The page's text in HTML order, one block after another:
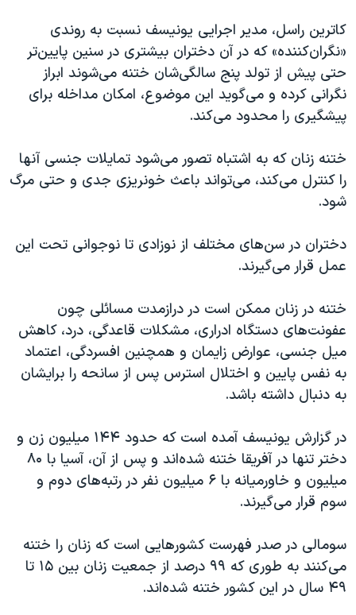
کاترین راسل، مدیر اجرایی یونیسف نسبت به روندی
«نگران‌کننده» که در آن دختران بیشتری در سنین پایین‌تر
حتی پیش از تولد پنج سالگی‌شان ختنه می‌شوند ابراز
نگرانی کرده و می‌گوید این موضوع، امکان مداخله برای
پیشگیری را محدود می‌کند.
ختنه زنان که به اشتباه تصور می‌شود تمایلات جنسی آنها
را کنترل می‌کند، می‌تواند باعث خونریزی جدی و حتی مرگ
شود.
دختران در سن‌های مختلف از نوزادی تا نوجوانی تحت این
عمل قرار می‌گیرند.
ختنه در زنان ممکن است در درازمدت مسائلی چون
عفونت‌های دستگاه ادراری، مشکلات قاعدگی، درد، کاهش
میل جنسی، عوارض زایمان و همچنین افسردگی، اعتماد
به نفس پایین و اختلال استرس پس از سانحه را برایشان
به دنبال داشته باشد.
در گزارش یونیسف آمده است که حدود ۱۴۴ میلیون زن و
دختر تنها در آفریقا ختنه شده‌اند و پس از آن، آسیا با ۸۰
میلیون و خاورمیانه با ۶ میلیون نفر در رتبه‌های دوم و
سوم قرار می‌گیرند.
سومالی در صدر فهرست کشورهایی است که زنان را ختنه
می‌کنند به طوری که ۹۹ درصد از جمعیت زنان بین ۱۵ تا
۴۹ سال در این کشور ختنه شده‌اند.